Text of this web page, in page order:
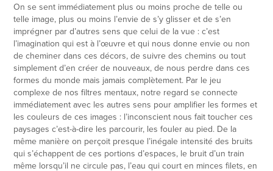
On se sent immédiatement plus ou moins proche de telle ou
telle image, plus ou moins l’envie de s’y glisser et de s’en
imprégner par d’autres sens que celui de la vue : c’est
l’imagination qui est à l’œuvre et qui nous donne envie ou non
de cheminer dans ces décors, de suivre des chemins ou tout
simplement d’en créer de nouveaux, de nous perdre dans ces
formes du monde mais jamais complètement. Par le jeu
complexe de nos filtres mentaux, notre regard se connecte
immédiatement avec les autres sens pour amplifier les formes et
les couleurs de ces images : l’inconscient nous fait toucher ces
paysages c’est-à-dire les parcourir, les fouler au pied. De la
même manière on perçoit presque l’inégale intensité des bruits
qui s’échappent de ces portions d’espaces, le bruit d’un train
même lorsqu’il ne circule pas, l’eau qui court en minces filets, en